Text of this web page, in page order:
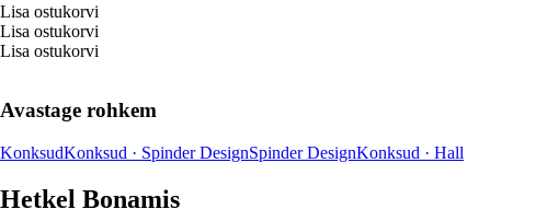
Lisa ostukorvi
Lisa ostukorvi
Lisa ostukorvi
Avastage rohkem
KonksudKonksud · Spinder DesignSpinder DesignKonksud · Hall
Hetkel Bonamis